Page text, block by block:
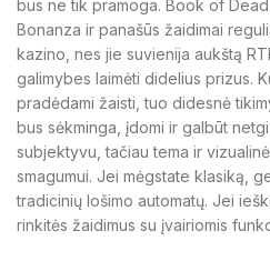
bus ne tik pramoga. Book of
Bonanza ir panašūs žaidimai
kazino, nes jie suvienija aukštą
galimybes laimėti didelius prizus.
pradėdami žaisti, tuo didesnė
bus sėkminga, įdomi ir galbūt
subjektyvu, tačiau tema ir
smagumui. Jei mėgstate klasiką,
tradicinių lošimo automatų. Jei
rinkitės žaidimus su įvairiomis